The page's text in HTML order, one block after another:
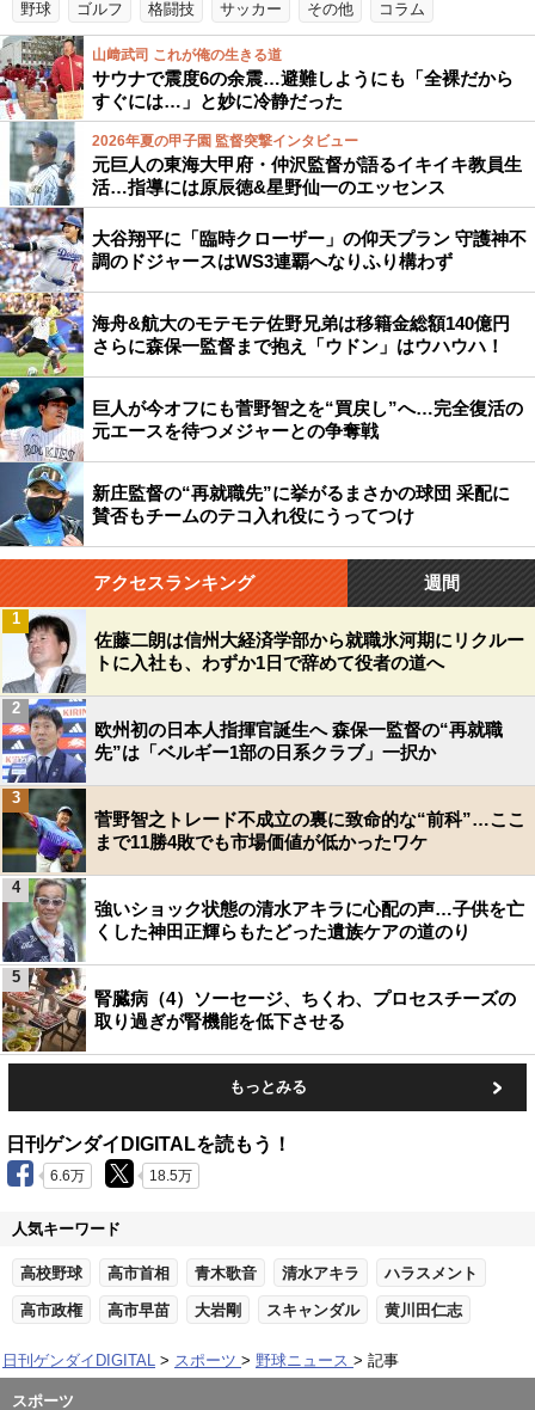
野球 ゴルフ 格闘技 サッカー その他 コラム
山﨑武司 これが俺の生きる道
サウナで震度6の余震…避難しようにも「全裸だから
すぐには…」と妙に冷静だった
2026年夏の甲子園 監督突撃インタビュー
元巨人の東海大甲府・仲沢監督が語るイキイキ教員生
活…指導には原辰徳&星野仙一のエッセンス
大谷翔平に「臨時クローザー」の仰天プラン 守護神不
調のドジャースはWS3連覇へなりふり構わず
海舟&航大のモテモテ佐野兄弟は移籍金総額140億円
さらに森保一監督まで抱え「ウドン」はウハウハ！
巨人が今オフにも菅野智之を“買戻し”へ…完全復活の
元エースを待つメジャーとの争奪戦
新庄監督の“再就職先”に挙がるまさかの球団 采配に
賛否もチームのテコ入れ役にうってつけ
アクセスランキング 週間
佐藤二朗は信州大経済学部から就職氷河期にリクルー
トに入社も、わずか1日で辞めて役者の道へ
1
欧州初の日本人指揮官誕生へ 森保一監督の“再就職
先”は「ベルギー1部の日系クラブ」一択か
2
菅野智之トレード不成立の裏に致命的な“前科”…ここ
まで11勝4敗でも市場価値が低かったワケ
3
強いショック状態の清水アキラに心配の声…子供を亡
くした神田正輝らもたどった遺族ケアの道のり
4
腎臓病（4）ソーセージ、ちくわ、プロセスチーズの
取り過ぎが腎機能を低下させる
5
もっとみる
日刊ゲンダイDIGITALを読もう！
6.6万 18.5万
人気キーワード
高校野球 高市首相 青木歌音 清水アキラ ハラスメント
高市政権 高市早苗 大岩剛 スキャンダル 黄川田仁志
日刊ゲンダイDIGITAL スポーツ 野球ニュース 記事
スポーツ